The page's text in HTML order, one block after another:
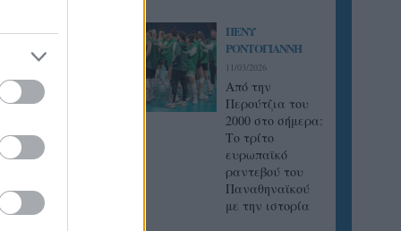
ΠΕΝΥ
ΡΟΝΤΟΓΙΑΝΝΗ
11/03/2026
Από την
Περούτζια του
2000 στο σήμερα:
Tο τρίτο
ευρωπαϊκό
ραντεβού του
Παναθηναϊκού
με την ιστορία